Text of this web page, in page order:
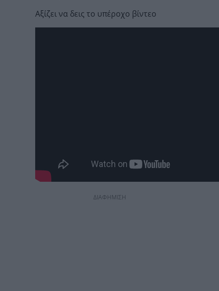
Αξίζει να δεις το υπέροχο βίντεο
ΔΙΑΦΗΜΙΣΗ